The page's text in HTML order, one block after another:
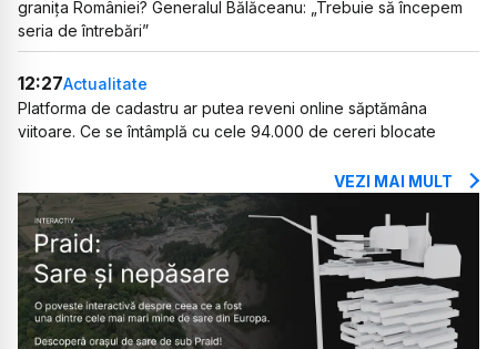
granița României? Generalul Bălăceanu: „Trebuie să începem
seria de întrebări”
12:27Actualitate
Platforma de cadastru ar putea reveni online săptămâna
viitoare. Ce se întâmplă cu cele 94.000 de cereri blocate
VEZI MAI MULT